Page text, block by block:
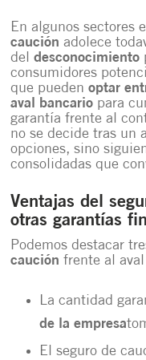
En algunos sectores
caución adolece
deldesconocimiento
consumidores
que puedenoptar
aval bancario para
garantía frente al
no se decide tras un
opciones, sino
consolidadas que
Ventajas del
otras garantías
Podemos destacar
caución frente al
La cantidad
de la empresa
El seguro de